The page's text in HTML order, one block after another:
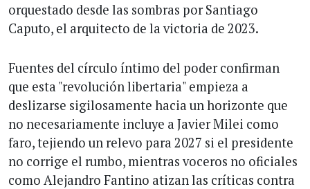
orquestado desde las sombras por Santiago
Caputo, el arquitecto de la victoria de 2023.
Fuentes del círculo íntimo del poder confirman
que esta "revolución libertaria" empieza a
deslizarse sigilosamente hacia un horizonte que
no necesariamente incluye a Javier Milei como
faro, tejiendo un relevo para 2027 si el presidente
no corrige el rumbo, mientras voceros no oficiales
como Alejandro Fantino atizan las críticas contra